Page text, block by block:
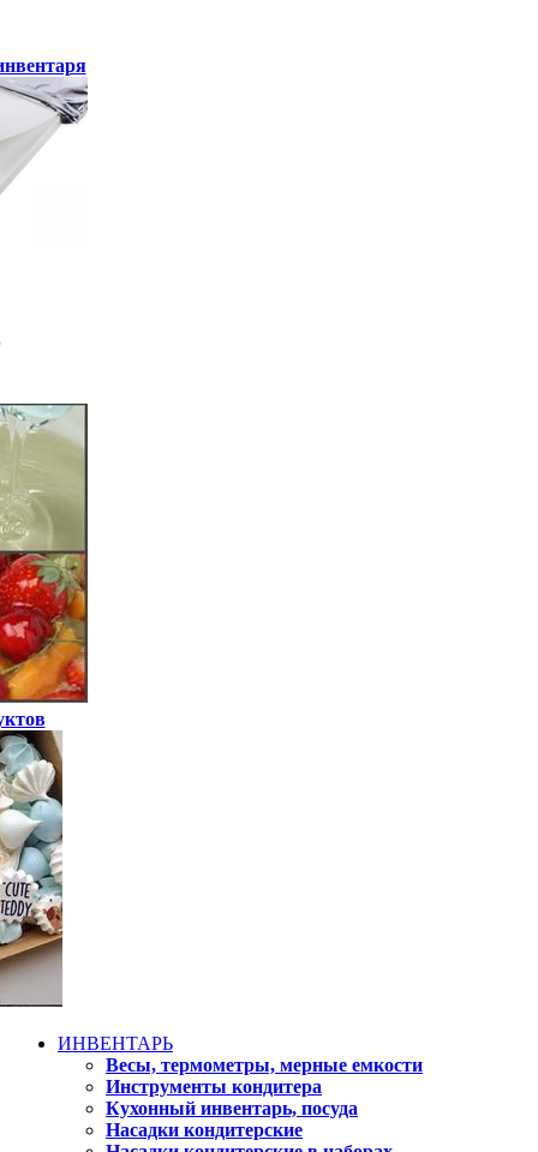
ИНВЕНТАРЬ
Весы, термометры, мерные емкости
Инструменты кондитера
Кухонный инвентарь, посуда
Насадки кондитерские